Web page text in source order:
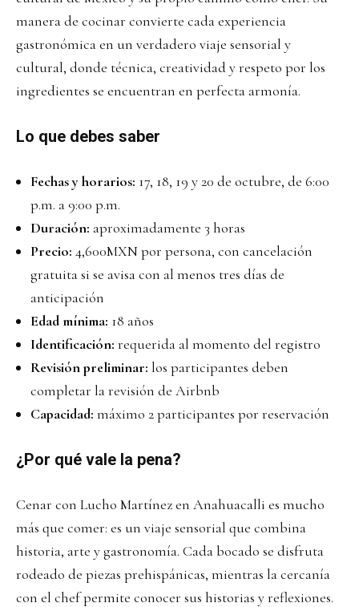
manera de cocinar convierte cada experiencia
gastronómica en un verdadero viaje sensorial y
cultural, donde técnica, creatividad y respeto por los
ingredientes se encuentran en perfecta armonía.
Lo que debes saber
Fechas y horarios: 17, 18, 19 y 20 de octubre, de 6:00
p.m. a 9:00 p.m.
Duración: aproximadamente 3 horas
Precio: 4,600MXN por persona, con cancelación
gratuita si se avisa con al menos tres días de
anticipación
Edad mínima: 18 años
Identificación: requerida al momento del registro
Revisión preliminar: los participantes deben
completar la revisión de Airbnb
Capacidad: máximo 2 participantes por reservación
¿Por qué vale la pena?
Cenar con Lucho Martínez en Anahuacalli es mucho
más que comer: es un viaje sensorial que combina
historia, arte y gastronomía. Cada bocado se disfruta
rodeado de piezas prehispánicas, mientras la cercanía
con el chef permite conocer sus historias y reflexiones.